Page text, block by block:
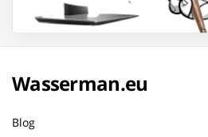
Wasserman.eu
Blog